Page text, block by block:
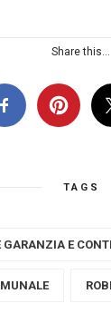
Share this...
TAGS
E